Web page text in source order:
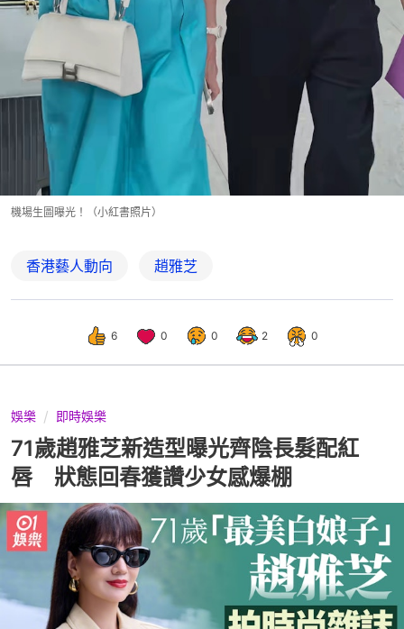
機場生圖曝光！（小紅書照片）
香港藝人動向 趙雅芝
6 0 0 2 0
娛樂 即時娛樂
71歲趙雅芝新造型曝光齊陰長髮配紅
唇 狀態回春獲讚少女感爆棚